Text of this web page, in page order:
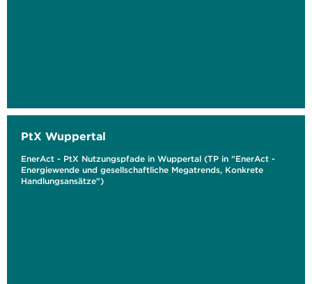
PtX Wuppertal
EnerAct - PtX Nutzungspfade in Wuppertal (TP in "EnerAct -
Energiewende und gesellschaftliche Megatrends, Konkrete
Handlungsansätze")